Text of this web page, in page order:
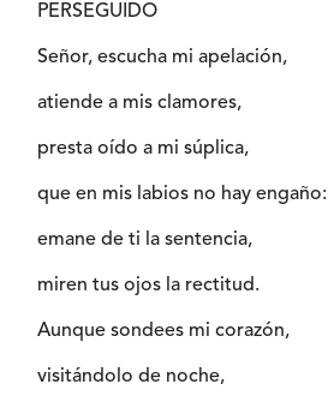
PERSEGUIDO
Señor, escucha mi apelación,
atiende a mis clamores,
presta oído a mi súplica,
que en mis labios no hay engaño:
emane de ti la sentencia,
miren tus ojos la rectitud.
Aunque sondees mi corazón,
visitándolo de noche,